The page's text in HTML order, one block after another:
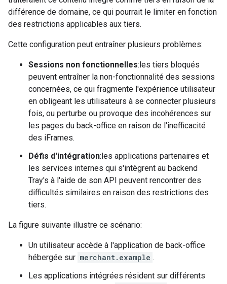
différence de domaine, ce qui pourrait le limiter en fonction
des restrictions applicables aux tiers.
Cette configuration peut entraîner plusieurs problèmes:
Sessions non fonctionnelles:les tiers bloqués
peuvent entraîner la non-fonctionnalité des sessions
concernées, ce qui fragmente l'expérience utilisateur
en obligeant les utilisateurs à se connecter plusieurs
fois, ou perturbe ou provoque des incohérences sur
les pages du back-office en raison de l'inefficacité
des iFrames.
Défis d'intégration:les applications partenaires et
les services internes qui s'intègrent au backend
Tray's à l'aide de son API peuvent rencontrer des
difficultés similaires en raison des restrictions des
tiers.
La figure suivante illustre ce scénario:
Un utilisateur accède à l'application de back-office
hébergée sur merchant.example .
Les applications intégrées résident sur différents